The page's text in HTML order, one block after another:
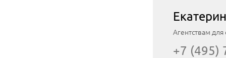
Агентствам для
+7 (495)